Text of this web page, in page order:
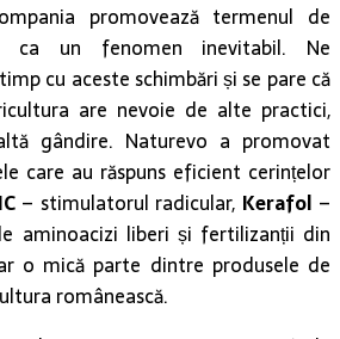
promovează termenul de
ca un fenomen inevitabil. Ne
cu aceste schimbări și se pare că
are nevoie de alte practici,
gândire. Naturevo a promovat
care au răspuns eficient cerințelor
– stimulatorul radicular, Kerafol –
aminoacizi liberi și fertilizanții din
o mică parte dintre produsele de
românească.